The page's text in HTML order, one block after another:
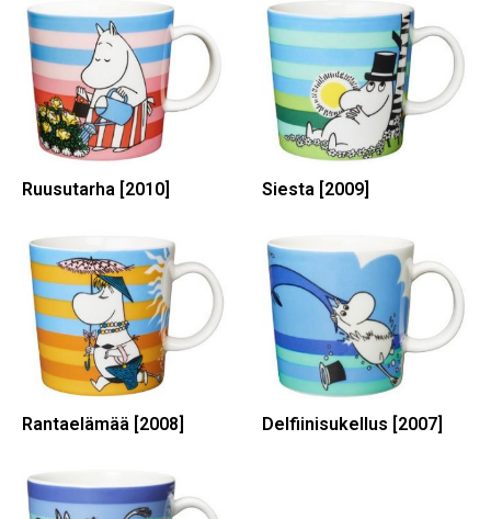
Ruusutarha [2010] Siesta [2009]
Rantaelämää [2008] Delfiinisukellus [2007]